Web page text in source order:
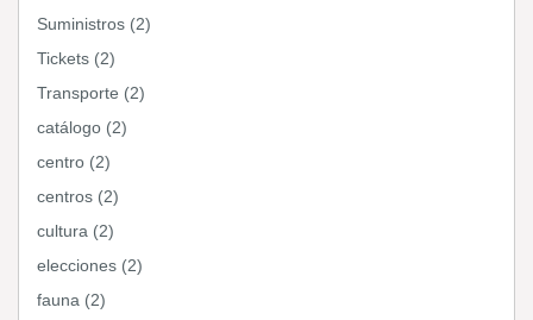
Suministros (2)
Tickets (2)
Transporte (2)
catálogo (2)
centro (2)
centros (2)
cultura (2)
elecciones (2)
fauna (2)